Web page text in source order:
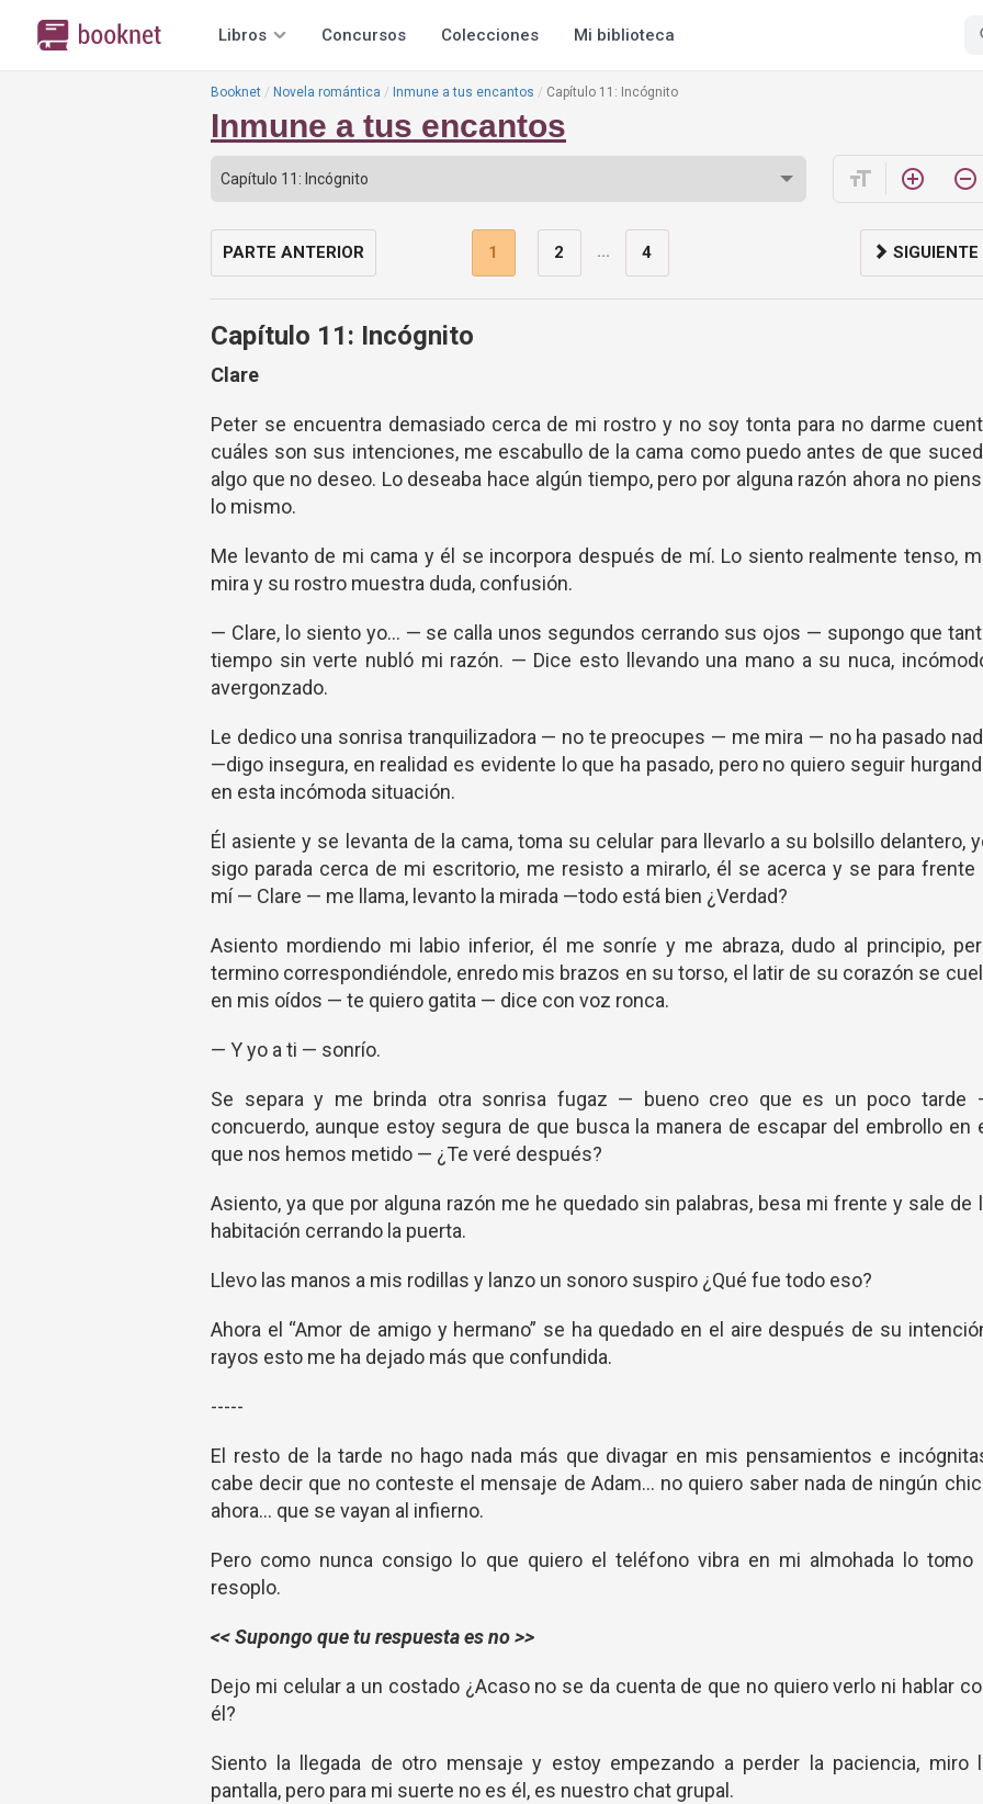
Libros Concursos Colecciones Mi biblioteca
Booknet Novela romántica Inmune a tus encantos Capítulo 11: Incógnito
Inmune a tus encantos
format_size add_circle_outline remove_circle_outline
PARTE ANTERIOR 1 2 ... 4 SIGUIENTE
Capítulo 11: Incógnito
Clare
Peter se encuentra demasiado cerca de mi rostro y no soy tonta para no darme
cuáles son sus intenciones, me escabullo de la cama como puedo antes de que
algo que no deseo. Lo deseaba hace algún tiempo, pero por alguna razón ahora no
lo mismo.
Me levanto de mi cama y él se incorpora después de mí. Lo siento realmente tenso,
mira y su rostro muestra duda, confusión.
— Clare, lo siento yo… — se calla unos segundos cerrando sus ojos — supongo que
tiempo sin verte nubló mi razón. — Dice esto llevando una mano a su nuca,
avergonzado.
Le dedico una sonrisa tranquilizadora — no te preocupes — me mira — no ha pasado
—digo insegura, en realidad es evidente lo que ha pasado, pero no quiero seguir
en esta incómoda situación.
Él asiente y se levanta de la cama, toma su celular para llevarlo a su bolsillo delantero,
sigo parada cerca de mi escritorio, me resisto a mirarlo, él se acerca y se para frente
mí — Clare — me llama, levanto la mirada —todo está bien ¿Verdad?
Asiento mordiendo mi labio inferior, él me sonríe y me abraza, dudo al principio,
termino correspondiéndole, enredo mis brazos en su torso, el latir de su corazón se
en mis oídos — te quiero gatita — dice con voz ronca.
— Y yo a ti — sonrío.
Se separa y me brinda otra sonrisa fugaz — bueno creo que es un poco tarde
concuerdo, aunque estoy segura de que busca la manera de escapar del embrollo en
que nos hemos metido — ¿Te veré después?
Asiento, ya que por alguna razón me he quedado sin palabras, besa mi frente y sale de
habitación cerrando la puerta.
Llevo las manos a mis rodillas y lanzo un sonoro suspiro ¿Qué fue todo eso?
Ahora el “Amor de amigo y hermano” se ha quedado en el aire después de su
rayos esto me ha dejado más que confundida.
-----
El resto de la tarde no hago nada más que divagar en mis pensamientos e
cabe decir que no conteste el mensaje de Adam… no quiero saber nada de ningún
ahora… que se vayan al infierno.
Pero como nunca consigo lo que quiero el teléfono vibra en mi almohada lo tomo
resoplo.
<< Supongo que tu respuesta es no >>
Dejo mi celular a un costado ¿Acaso no se da cuenta de que no quiero verlo ni hablar
él?
Siento la llegada de otro mensaje y estoy empezando a perder la paciencia, miro
pantalla, pero para mi suerte no es él, es nuestro chat grupal.